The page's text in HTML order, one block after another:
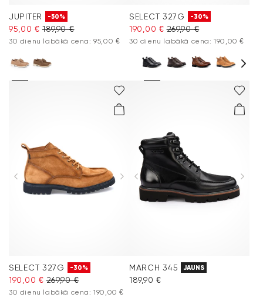
JUPITER -50%
95,00 € 189,90 €
30 dienu labākā cena: 95,00 €
SELECT 327G -30%
190,00 € 269,90 €
30 dienu labākā cena: 190,00 €
SELECT 327G -30%
190,00 € 269,90 €
30 dienu labākā cena: 190,00 €
MARCH 345 JAUNS
189,90 €